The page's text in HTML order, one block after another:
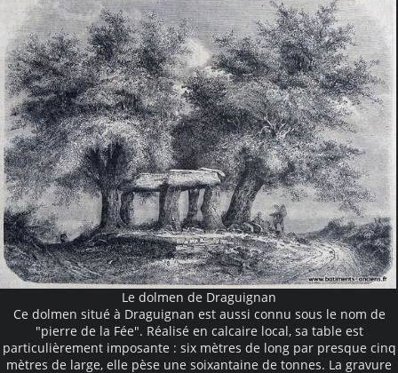
Le dolmen de Draguignan
Ce dolmen situé à Draguignan est aussi connu sous le nom de
"pierre de la Fée". Réalisé en calcaire local, sa table est
particulièrement imposante : six mètres de long par presque cinq
mètres de large, elle pèse une soixantaine de tonnes. La gravure